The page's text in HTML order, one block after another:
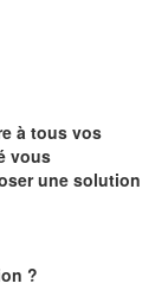
à tous vos
vous
une solution
?